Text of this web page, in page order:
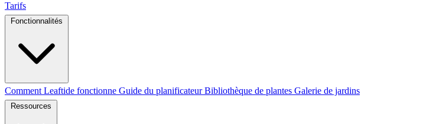
Tarifs
Fonctionnalités
Comment Leaftide fonctionne Guide du planificateurBibliothèque de plantes Galerie de jardins
Ressources